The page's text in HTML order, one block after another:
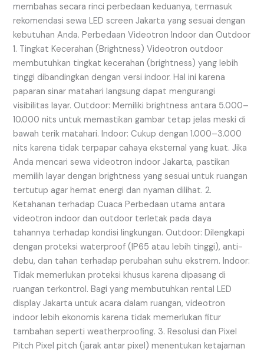
membahas secara rinci perbedaan keduanya, termasuk
rekomendasi sewa LED screen Jakarta yang sesuai dengan
kebutuhan Anda. Perbedaan Videotron Indoor dan Outdoor
1. Tingkat Kecerahan (Brightness) Videotron outdoor
membutuhkan tingkat kecerahan (brightness) yang lebih
tinggi dibandingkan dengan versi indoor. Hal ini karena
paparan sinar matahari langsung dapat mengurangi
visibilitas layar. Outdoor: Memiliki brightness antara 5.000–
10.000 nits untuk memastikan gambar tetap jelas meski di
bawah terik matahari. Indoor: Cukup dengan 1.000–3.000
nits karena tidak terpapar cahaya eksternal yang kuat. Jika
Anda mencari sewa videotron indoor Jakarta, pastikan
memilih layar dengan brightness yang sesuai untuk ruangan
tertutup agar hemat energi dan nyaman dilihat. 2.
Ketahanan terhadap Cuaca Perbedaan utama antara
videotron indoor dan outdoor terletak pada daya
tahannya terhadap kondisi lingkungan. Outdoor: Dilengkapi
dengan proteksi waterproof (IP65 atau lebih tinggi), anti-
debu, dan tahan terhadap perubahan suhu ekstrem. Indoor:
Tidak memerlukan proteksi khusus karena dipasang di
ruangan terkontrol. Bagi yang membutuhkan rental LED
display Jakarta untuk acara dalam ruangan, videotron
indoor lebih ekonomis karena tidak memerlukan fitur
tambahan seperti weatherproofing. 3. Resolusi dan Pixel
Pitch Pixel pitch (jarak antar pixel) menentukan ketajaman